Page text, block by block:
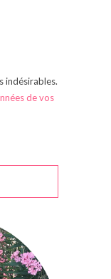
indésirables.
de vos